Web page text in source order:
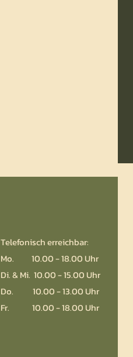
Telefonisch erreichbar:
Mo. 10.00 - 18.00 Uhr
Di. & Mi. 10.00 - 15.00 Uhr
Do. 10.00 - 13.00 Uhr
Fr. 10.00 - 18.00 Uhr